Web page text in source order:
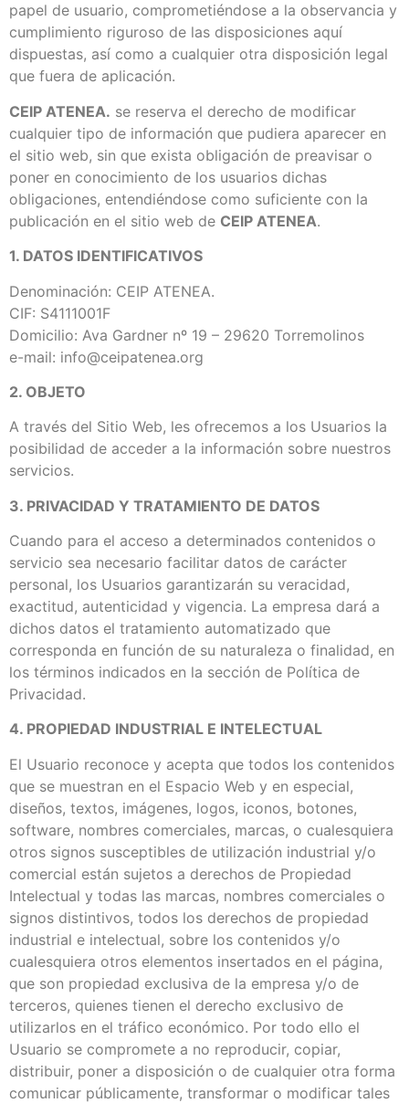
papel de usuario, comprometiéndose a la observancia y
cumplimiento riguroso de las disposiciones aquí
dispuestas, así como a cualquier otra disposición legal
que fuera de aplicación.
CEIP ATENEA. se reserva el derecho de modificar
cualquier tipo de información que pudiera aparecer en
el sitio web, sin que exista obligación de preavisar o
poner en conocimiento de los usuarios dichas
obligaciones, entendiéndose como suficiente con la
publicación en el sitio web de CEIP ATENEA.
1. DATOS IDENTIFICATIVOS
Denominación: CEIP ATENEA.
CIF: S4111001F
Domicilio: Ava Gardner nº 19 – 29620 Torremolinos
e-mail: info@ceipatenea.org
2. OBJETO
A través del Sitio Web, les ofrecemos a los Usuarios la
posibilidad de acceder a la información sobre nuestros
servicios.
3. PRIVACIDAD Y TRATAMIENTO DE DATOS
Cuando para el acceso a determinados contenidos o
servicio sea necesario facilitar datos de carácter
personal, los Usuarios garantizarán su veracidad,
exactitud, autenticidad y vigencia. La empresa dará a
dichos datos el tratamiento automatizado que
corresponda en función de su naturaleza o finalidad, en
los términos indicados en la sección de Política de
Privacidad.
4. PROPIEDAD INDUSTRIAL E INTELECTUAL
El Usuario reconoce y acepta que todos los contenidos
que se muestran en el Espacio Web y en especial,
diseños, textos, imágenes, logos, iconos, botones,
software, nombres comerciales, marcas, o cualesquiera
otros signos susceptibles de utilización industrial y/o
comercial están sujetos a derechos de Propiedad
Intelectual y todas las marcas, nombres comerciales o
signos distintivos, todos los derechos de propiedad
industrial e intelectual, sobre los contenidos y/o
cualesquiera otros elementos insertados en el página,
que son propiedad exclusiva de la empresa y/o de
terceros, quienes tienen el derecho exclusivo de
utilizarlos en el tráfico económico. Por todo ello el
Usuario se compromete a no reproducir, copiar,
distribuir, poner a disposición o de cualquier otra forma
comunicar públicamente, transformar o modificar tales